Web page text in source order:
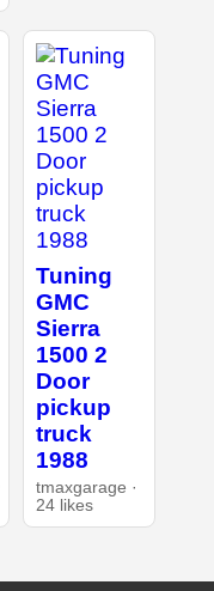
Tuning
GMC
Sierra
1500 2
Door
pickup
truck
1988
tmaxgarage ·
24 likes